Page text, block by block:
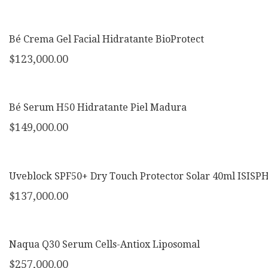
Bé Crema Gel Facial Hidratante BioProtect
$123,000.00
Bé Serum H50 Hidratante Piel Madura
$149,000.00
Uveblock SPF50+ Dry Touch Protector Solar 40ml
$137,000.00
Naqua Q30 Serum Cells-Antiox Liposomal
$257,000.00